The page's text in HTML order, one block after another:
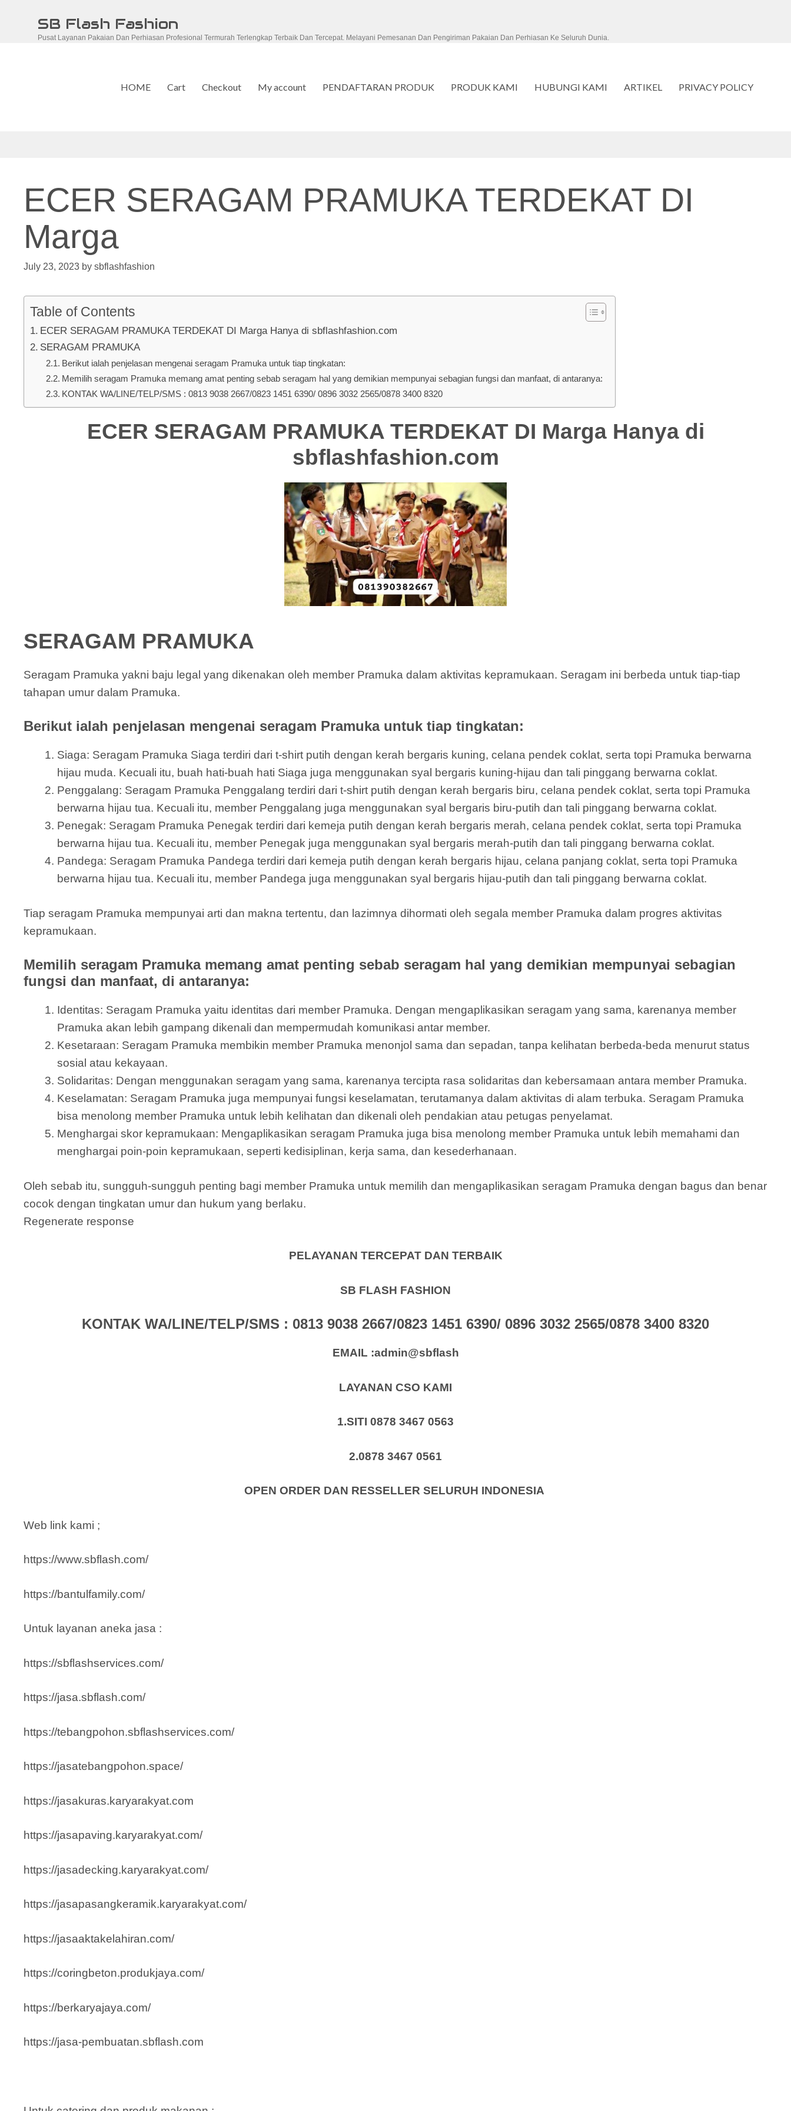
SB Flash Fashion
Pusat Layanan Pakaian Dan Perhiasan Profesional Termurah Terlengkap Terbaik Dan Tercepat. Melayani Pemesanan Dan Pengiriman Pakaian Dan Perhiasan Ke Seluruh Dunia.
HOME Cart Checkout My account PENDAFTARAN PRODUK PRODUK KAMI HUBUNGI KAMI ARTIKEL PRIVACY POLICY
ECER SERAGAM PRAMUKA TERDEKAT DI
Marga
July 23, 2023 by sbflashfashion
Table of Contents
ECER SERAGAM PRAMUKA TERDEKAT DI Marga Hanya di sbflashfashion.com
SERAGAM PRAMUKA
Berikut ialah penjelasan mengenai seragam Pramuka untuk tiap tingkatan:
Memilih seragam Pramuka memang amat penting sebab seragam hal yang demikian mempunyai sebagian fungsi dan manfaat, di antaranya:
KONTAK WA/LINE/TELP/SMS : 0813 9038 2667/0823 1451 6390/ 0896 3032 2565/0878 3400 8320
ECER SERAGAM PRAMUKA TERDEKAT DI Marga Hanya di
sbflashfashion.com
SERAGAM PRAMUKA
Seragam Pramuka yakni baju legal yang dikenakan oleh member Pramuka dalam aktivitas kepramukaan. Seragam ini berbeda untuk tiap-tiap
tahapan umur dalam Pramuka.
Berikut ialah penjelasan mengenai seragam Pramuka untuk tiap tingkatan:
Siaga: Seragam Pramuka Siaga terdiri dari t-shirt putih dengan kerah bergaris kuning, celana pendek coklat, serta topi Pramuka berwarna
hijau muda. Kecuali itu, buah hati-buah hati Siaga juga menggunakan syal bergaris kuning-hijau dan tali pinggang berwarna coklat.
Penggalang: Seragam Pramuka Penggalang terdiri dari t-shirt putih dengan kerah bergaris biru, celana pendek coklat, serta topi Pramuka
berwarna hijau tua. Kecuali itu, member Penggalang juga menggunakan syal bergaris biru-putih dan tali pinggang berwarna coklat.
Penegak: Seragam Pramuka Penegak terdiri dari kemeja putih dengan kerah bergaris merah, celana pendek coklat, serta topi Pramuka
berwarna hijau tua. Kecuali itu, member Penegak juga menggunakan syal bergaris merah-putih dan tali pinggang berwarna coklat.
Pandega: Seragam Pramuka Pandega terdiri dari kemeja putih dengan kerah bergaris hijau, celana panjang coklat, serta topi Pramuka
berwarna hijau tua. Kecuali itu, member Pandega juga menggunakan syal bergaris hijau-putih dan tali pinggang berwarna coklat.
Tiap seragam Pramuka mempunyai arti dan makna tertentu, dan lazimnya dihormati oleh segala member Pramuka dalam progres aktivitas
kepramukaan.
Memilih seragam Pramuka memang amat penting sebab seragam hal yang demikian mempunyai sebagian
fungsi dan manfaat, di antaranya:
Identitas: Seragam Pramuka yaitu identitas dari member Pramuka. Dengan mengaplikasikan seragam yang sama, karenanya member
Pramuka akan lebih gampang dikenali dan mempermudah komunikasi antar member.
Kesetaraan: Seragam Pramuka membikin member Pramuka menonjol sama dan sepadan, tanpa kelihatan berbeda-beda menurut status
sosial atau kekayaan.
Solidaritas: Dengan menggunakan seragam yang sama, karenanya tercipta rasa solidaritas dan kebersamaan antara member Pramuka.
Keselamatan: Seragam Pramuka juga mempunyai fungsi keselamatan, terutamanya dalam aktivitas di alam terbuka. Seragam Pramuka
bisa menolong member Pramuka untuk lebih kelihatan dan dikenali oleh pendakian atau petugas penyelamat.
Menghargai skor kepramukaan: Mengaplikasikan seragam Pramuka juga bisa menolong member Pramuka untuk lebih memahami dan
menghargai poin-poin kepramukaan, seperti kedisiplinan, kerja sama, dan kesederhanaan.
Oleh sebab itu, sungguh-sungguh penting bagi member Pramuka untuk memilih dan mengaplikasikan seragam Pramuka dengan bagus dan benar
cocok dengan tingkatan umur dan hukum yang berlaku.
Regenerate response
PELAYANAN TERCEPAT DAN TERBAIK
SB FLASH FASHION
KONTAK WA/LINE/TELP/SMS : 0813 9038 2667/0823 1451 6390/ 0896 3032 2565/0878 3400 8320
EMAIL :admin@sbflash
LAYANAN CSO KAMI
1.SITI 0878 3467 0563
2.0878 3467 0561
OPEN ORDER DAN RESSELLER SELURUH INDONESIA
Web link kami ;
https://www.sbflash.com/
https://bantulfamily.com/
Untuk layanan aneka jasa :
https://sbflashservices.com/
https://jasa.sbflash.com/
https://tebangpohon.sbflashservices.com/
https://jasatebangpohon.space/
https://jasakuras.karyarakyat.com
https://jasapaving.karyarakyat.com/
https://jasadecking.karyarakyat.com/
https://jasapasangkeramik.karyarakyat.com/
https://jasaaktakelahiran.com/
https://coringbeton.produkjaya.com/
https://berkaryajaya.com/
https://jasa-pembuatan.sbflash.com